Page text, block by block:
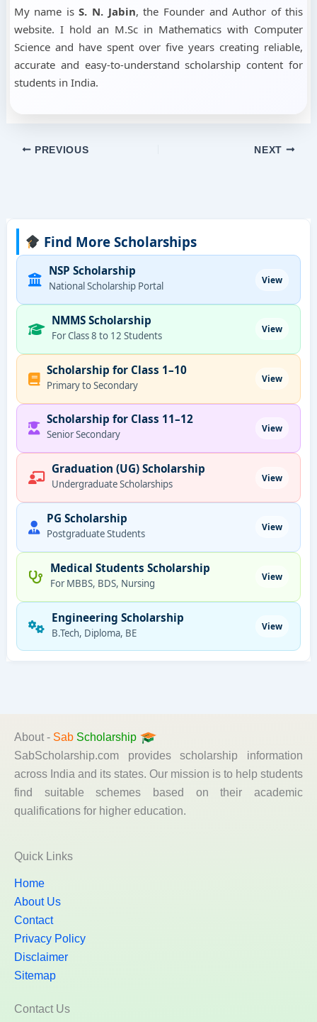
My name isS. N. Jabin, the Founder and Author of this
website. I hold an M.Sc in Mathematics with Computer
Science and have spent over five years creating reliable,
accurate and easy-to-understand scholarship content for
students in India.
PREVIOUS NEXT
Find More Scholarships
NSP Scholarship
National Scholarship Portal
View
NMMS Scholarship
For Class 8 to 12 Students
View
Scholarship for Class 1–10
Primary to Secondary
View
Scholarship for Class 11–12
Senior Secondary
View
Graduation (UG) Scholarship
Undergraduate Scholarships
View
PG Scholarship
Postgraduate Students
View
Medical Students Scholarship
For MBBS, BDS, Nursing
View
Engineering Scholarship
B.Tech, Diploma, BE
View
About - Sab Scholarship
SabScholarship.com provides scholarship information
across India and its states. Our mission is to help students
find suitable schemes based on their academic
qualifications for higher education.
Quick Links
Home
About Us
Contact
Privacy Policy
Disclaimer
Sitemap
Contact Us